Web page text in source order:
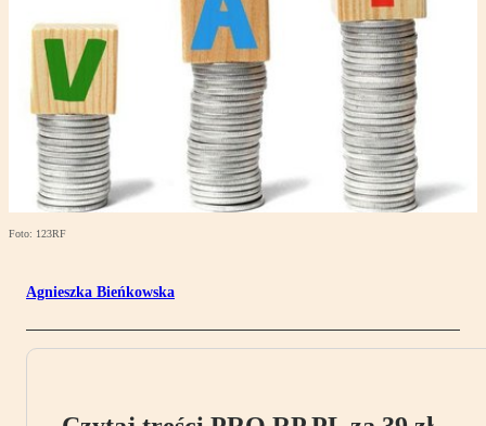
Foto: 123RF
Agnieszka Bieńkowska